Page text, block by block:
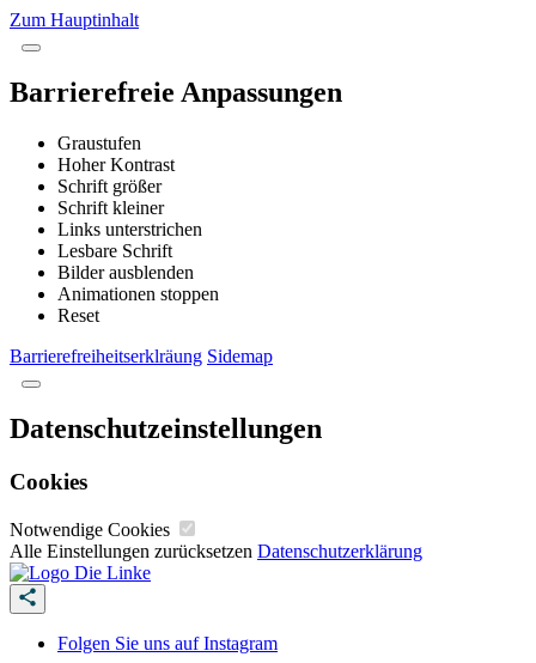
Zum Hauptinhalt
Barrierefreie Anpassungen
Graustufen
Hoher Kontrast
Schrift größer
Schrift kleiner
Links unterstrichen
Lesbare Schrift
Bilder ausblenden
Animationen stoppen
Reset
Barrierefreiheitserklräung Sidemap
Datenschutzeinstellungen
Cookies
Notwendige Cookies
Alle Einstellungen zurücksetzen Datenschutzerklärung
Folgen Sie uns auf Instagram